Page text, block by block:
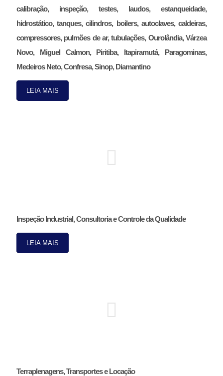
calibração, inspeção, testes, laudos, estanqueidade,
hidrostático, tanques, cilindros, boilers, autoclaves, caldeiras,
compressores, pulmões de ar, tubulações, Ourolândia, Várzea
Novo, Miguel Calmon, Piritiba, Itapiramutá, Paragominas,
Medeiros Neto, Confresa, Sinop, Diamantino
LEIA MAIS
Inspeção Industrial, Consultoria e Controle da Qualidade
LEIA MAIS
Terraplenagens, Transportes e Locação